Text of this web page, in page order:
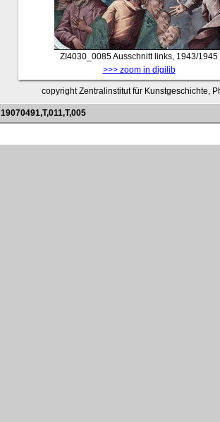
ZI4030_0085Ausschnitt links, 1943/1945
>>> zoom in digilib
copyright Zentralinstitut für Kunstgeschichte,
19070491,T,011,T,005